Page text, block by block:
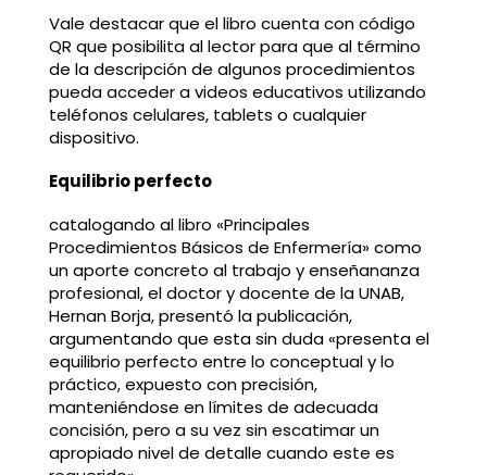
Vale destacar que el libro cuenta con código
QR que posibilita al lector para que al término
de la descripción de algunos procedimientos
pueda acceder a videos educativos utilizando
teléfonos celulares, tablets o cualquier
dispositivo.
Equilibrio perfecto
catalogando al libro «Principales
Procedimientos Básicos de Enfermería» como
un aporte concreto al trabajo y enseñananza
profesional, el doctor y docente de la UNAB,
Hernan Borja, presentó la publicación,
argumentando que esta sin duda «presenta el
equilibrio perfecto entre lo conceptual y lo
práctico, expuesto con precisión,
manteniéndose en límites de adecuada
concisión, pero a su vez sin escatimar un
apropiado nivel de detalle cuando este es